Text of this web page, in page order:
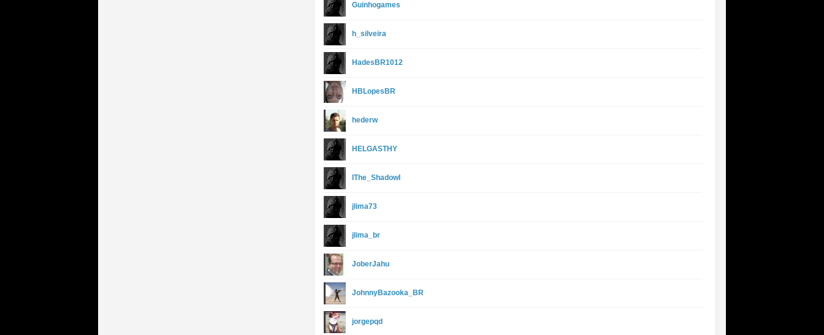
Guinhogames
h_silveira
HadesBR1012
HBLopesBR
hederw
HELGASTHY
IThe_ShadowI
jlima73
jlima_br
JoberJahu
JohnnyBazooka_BR
jorgepqd